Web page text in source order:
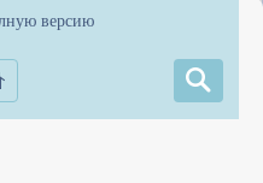
версию